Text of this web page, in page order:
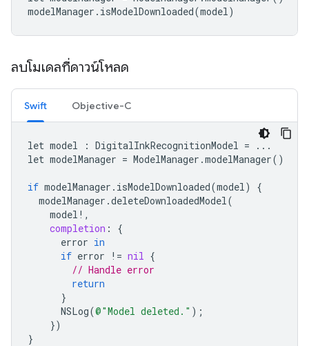
modelManager . isModelDownloaded(model)
ลบโมเดลที่ดาวน์โหลด
Swift Objective-C
let model : DigitalInkRecognitionModel =
...
let modelManager = ModelManager .modelManager()
if modelManager . isModelDownloaded(model)
{
modelManager .deleteDownloadedModel(
model ! ,
completion :
{
error in
if error != nil {
// Handle error
return
}
NSLog(@"Model deleted." );
})
}